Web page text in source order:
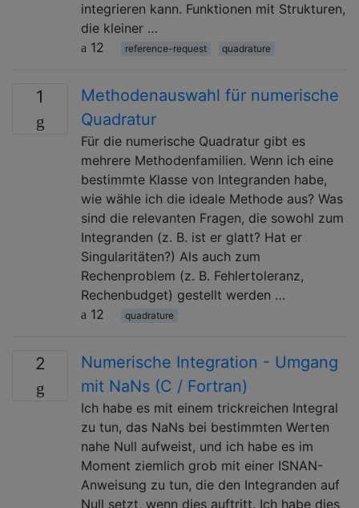
integrieren kann. Funktionen mit Strukturen,
die kleiner …
12
reference-request quadrature
1
Methodenauswahl für numerische
Quadratur
Für die numerische Quadratur gibt es
mehrere Methodenfamilien. Wenn ich eine
bestimmte Klasse von Integranden habe,
wie wähle ich die ideale Methode aus? Was
sind die relevanten Fragen, die sowohl zum
Integranden (z. B. ist er glatt? Hat er
Singularitäten?) Als auch zum
Rechenproblem (z. B. Fehlertoleranz,
Rechenbudget) gestellt werden …
12
quadrature
2
Numerische Integration - Umgang
mit NaNs (C / Fortran)
Ich habe es mit einem trickreichen Integral
zu tun, das NaNs bei bestimmten Werten
nahe Null aufweist, und ich habe es im
Moment ziemlich grob mit einer ISNAN-
Anweisung zu tun, die den Integranden auf
Null setzt, wenn dies auftritt. Ich habe dies